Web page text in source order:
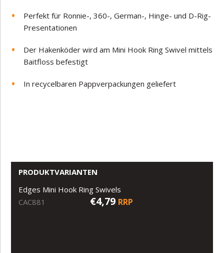
Perfekt für Ronnie-, 360-, German-, Hinge- und D-Rig-
Presentationen
Der Hakenköder wird am Mini Hook Ring Swivel mittels
Baitfloss befestigt
In recycelbaren Pappverpackungen geliefert
PRODUKTVARIANTEN
Edges Mini Hook Ring Swivels
CAC881
€4,79 RRP